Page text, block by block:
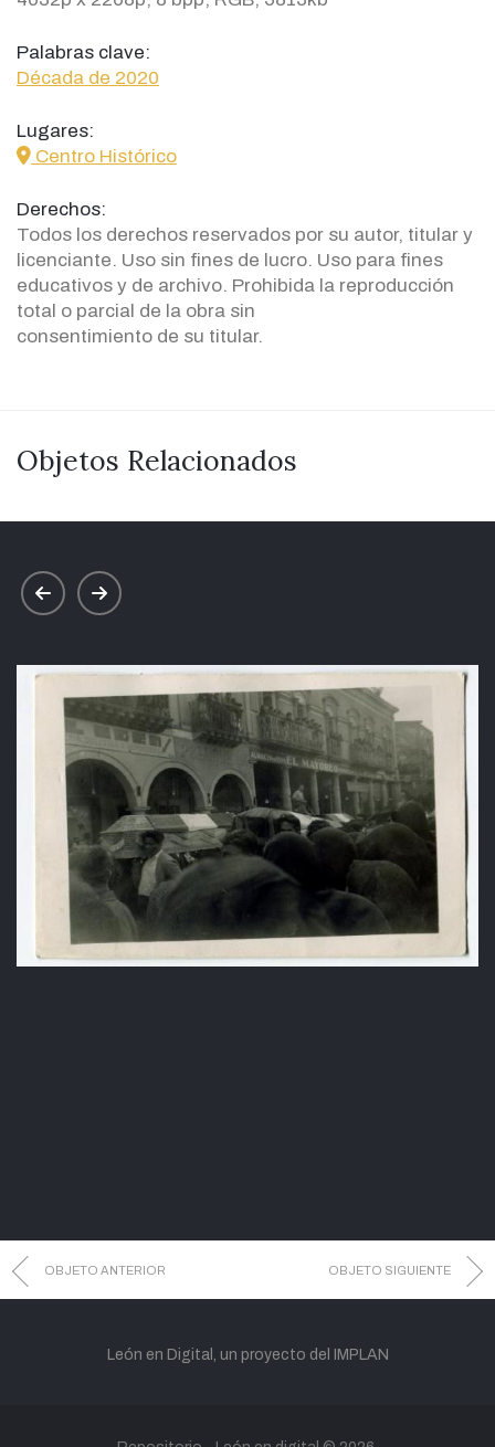
Palabras clave:
Década de 2020
Lugares:
icon
Centro Histórico
Derechos:
Todos los derechos reservados por su autor, titular y
licenciante. Uso sin fines de lucro. Uso para fines
educativos y de archivo. Prohibida la reproducción
total o parcial de la obra sin
consentimiento de su titular.
Objetos Relacionados
prev next
OBJETO ANTERIOR OBJETO SIGUIENTE
León en Digital, un proyecto del IMPLAN